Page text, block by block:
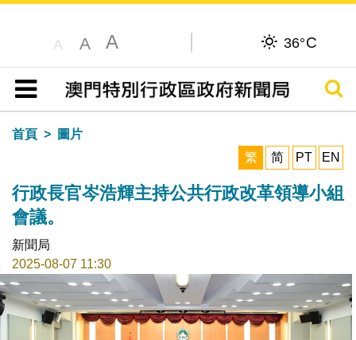
A A A 36°C
目錄
搜尋
首頁
圖片
繁
简 PT EN
行政長官岑浩輝主持公共行政改革領導小組
會議。
新聞局
2025-08-07 11:30